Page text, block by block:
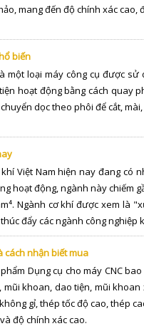
mang đến độ chính xác cao,
biến
một loại máy công cụ được
hoạt động bằng cách quay
dọc theo phôi để cắt,
Việt Nam hiện nay đang có
hoạt động, ngành này chiếm
Ngành cơ khí được xem là
đẩy các ngành công nghiệp
cách nhận biết mua
Dụng cụ cho máy CNC
mũi khoan, dao tiện, mũi
gỉ, thép tốc độ cao, thép
độ chính xác cao.